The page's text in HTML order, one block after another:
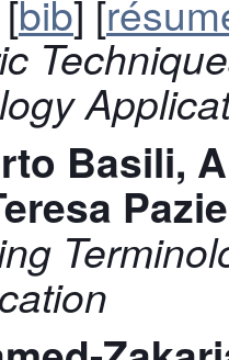
bib] [
Basili,